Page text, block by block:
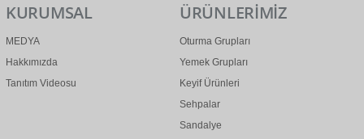
KURUMSAL
MEDYA
Hakkımızda
Tanıtım Videosu
ÜRÜNLERİMİZ
Oturma Grupları
Yemek Grupları
Keyif Ürünleri
Sehpalar
Sandalye